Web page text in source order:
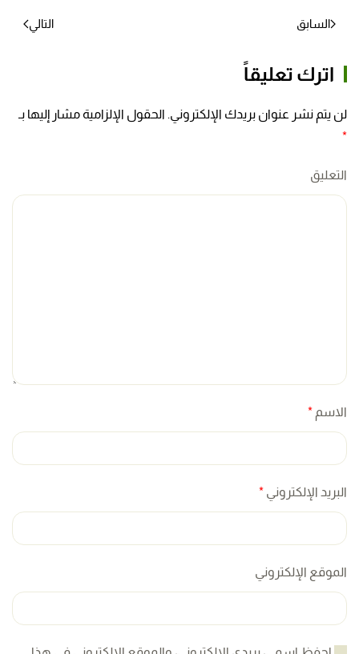
السابق التالي
اترك تعليقاً
لن يتم نشر عنوان بريدك الإلكتروني. الحقول الإلزامية مشار إليها بـ
*
التعليق
الاسم *
البريد الإلكتروني *
الموقع الإلكتروني